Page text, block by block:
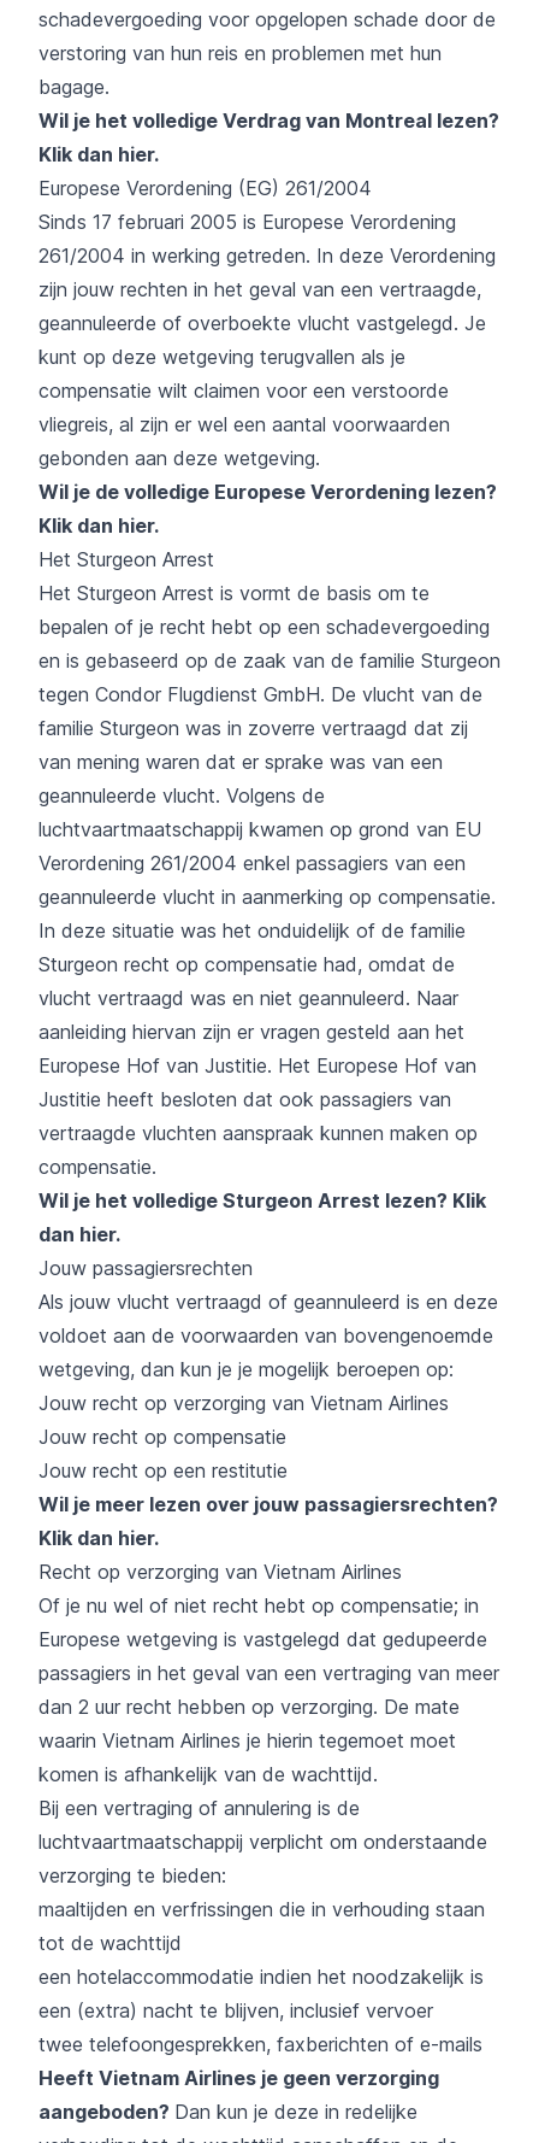
schadevergoeding voor opgelopen schade door de
verstoring van hun reis en problemen met hun
bagage.
Wil je het volledige Verdrag van Montreal lezen?
Klik dan hier.
Europese Verordening (EG) 261/2004
Sinds 17 februari 2005 is Europese Verordening
261/2004 in werking getreden. In deze Verordening
zijn jouw rechten in het geval van een vertraagde,
geannuleerde of overboekte vlucht vastgelegd. Je
kunt op deze wetgeving terugvallen als je
compensatie wilt claimen voor een verstoorde
vliegreis, al zijn er wel een aantal voorwaarden
gebonden aan deze wetgeving.
Wil je de volledige Europese Verordening lezen?
Klik dan hier.
Het Sturgeon Arrest
Het Sturgeon Arrest is vormt de basis om te
bepalen of je recht hebt op een schadevergoeding
en is gebaseerd op de zaak van de familie Sturgeon
tegen Condor Flugdienst GmbH. De vlucht van de
familie Sturgeon was in zoverre vertraagd dat zij
van mening waren dat er sprake was van een
geannuleerde vlucht. Volgens de
luchtvaartmaatschappij kwamen op grond van EU
Verordening 261/2004 enkel passagiers van een
geannuleerde vlucht in aanmerking op compensatie.
In deze situatie was het onduidelijk of de familie
Sturgeon recht op compensatie had, omdat de
vlucht vertraagd was en niet geannuleerd. Naar
aanleiding hiervan zijn er vragen gesteld aan het
Europese Hof van Justitie. Het Europese Hof van
Justitie heeft besloten dat ook passagiers van
vertraagde vluchten aanspraak kunnen maken op
compensatie.
Wil je het volledige Sturgeon Arrest lezen? Klik
dan hier.
Jouw passagiersrechten
Als jouw vlucht vertraagd of geannuleerd is en deze
voldoet aan de voorwaarden van bovengenoemde
wetgeving, dan kun je je mogelijk beroepen op:
Jouw recht op verzorging van Vietnam Airlines
Jouw recht op compensatie
Jouw recht op een restitutie
Wil je meer lezen over jouw passagiersrechten?
Klik dan hier.
Recht op verzorging van Vietnam Airlines
Of je nu wel of niet recht hebt op compensatie; in
Europese wetgeving is vastgelegd dat gedupeerde
passagiers in het geval van een vertraging van meer
dan 2 uur recht hebben op verzorging. De mate
waarin Vietnam Airlines je hierin tegemoet moet
komen is afhankelijk van de wachttijd.
Bij een vertraging of annulering is de
luchtvaartmaatschappij verplicht om onderstaande
verzorging te bieden:
maaltijden en verfrissingen die in verhouding staan
tot de wachttijd
een hotelaccommodatie indien het noodzakelijk is
een (extra) nacht te blijven, inclusief vervoer
twee telefoongesprekken, faxberichten of e-mails
Heeft Vietnam Airlines je geen verzorging
aangeboden? Dan kun je deze in redelijke